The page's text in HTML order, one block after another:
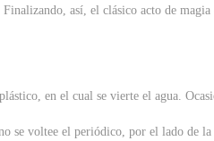
así, el clásico acto de
en el cual se vierte el agua.
se voltee el periódico, por el lado de